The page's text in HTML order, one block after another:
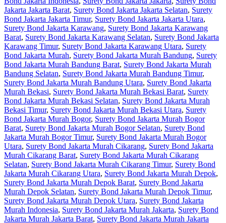
Jakarta Jakarta Barat, Surety Bond Jakarta Jakarta Selatan, Surety
Bond Jakarta Jakarta Timur, Surety Bond Jakarta Jakarta Utara,
Surety Bond Jakarta Karawang, Surety Bond Jakarta Karawang
Barat, Surety Bond Jakarta Karawang Selatan, Surety Bond Jakarta
Karawang Timur, Surety Bond Jakarta Karawang Utara, Surety
Bond Jakarta Murah, Surety Bond Jakarta Murah Bandung, Surety
Bond Jakarta Murah Bandung Barat, Surety Bond Jakarta Murah
Bandung Selatan, Surety Bond Jakarta Murah Bandung Timur,
Surety Bond Jakarta Murah Bandung Utara, Surety Bond Jakarta
Murah Bekasi, Surety Bond Jakarta Murah Bekasi Barat, Surety
Bond Jakarta Murah Bekasi Selatan, Surety Bond Jakarta Murah
Bekasi Timur, Surety Bond Jakarta Murah Bekasi Utara, Surety
Bond Jakarta Murah Bogor, Surety Bond Jakarta Murah Bogor
Barat, Surety Bond Jakarta Murah Bogor Selatan, Surety Bond
Jakarta Murah Bogor Timur, Surety Bond Jakarta Murah Bogor
Utara, Surety Bond Jakarta Murah Cikarang, Surety Bond Jakarta
Murah Cikarang Barat, Surety Bond Jakarta Murah Cikarang
Selatan, Surety Bond Jakarta Murah Cikarang Timur, Surety Bond
Jakarta Murah Cikarang Utara, Surety Bond Jakarta Murah Depok,
Surety Bond Jakarta Murah Depok Barat, Surety Bond Jakarta
Murah Depok Selatan, Surety Bond Jakarta Murah Depok Timur,
Surety Bond Jakarta Murah Depok Utara, Surety Bond Jakarta
Murah Indonesia, Surety Bond Jakarta Murah Jakarta, Surety Bond
Jakarta Murah Jakarta Barat, Surety Bond Jakarta Murah Jakarta